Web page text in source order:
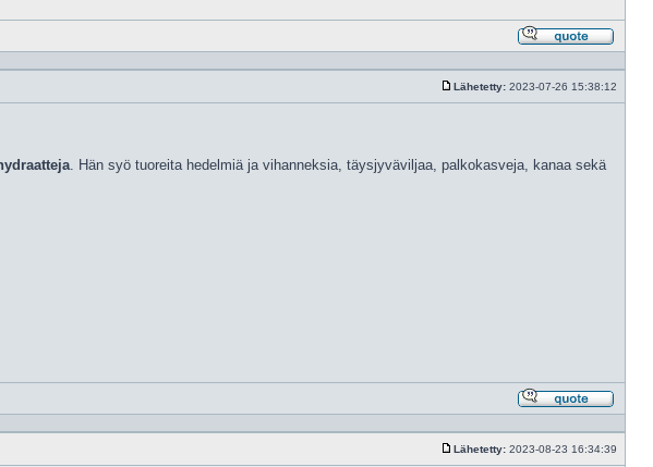
Vastaa
Lähetetty: 2023-07-26 15:38:12
. Hän syö tuoreita hedelmiä ja vihanneksia, täysjyväviljaa, palkokasveja, kanaa sekä
Vastaa
Lähetetty: 2023-08-23 16:34:39